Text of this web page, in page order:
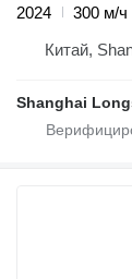
2024
300 м/ч
Китай,
Shanghai